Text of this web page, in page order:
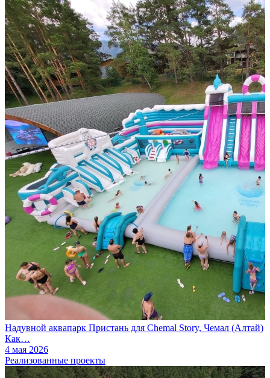
Надувной аквапарк Пристань для Chemal Story, Чемал (Алтай)
Как…
4 мая 2026
Реализованные проекты